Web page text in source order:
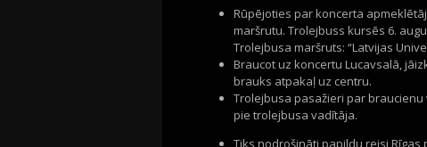
Rūpējoties par koncerta
maršrutu. Trolejbuss kursēs 6.
Trolejbusa maršruts: “Latvijas
Braucot uz koncertu Lucavsalā,
brauks atpakaļ uz centru.
Trolejbusa pasažieri par
pie trolejbusa vadītāja.
Tiks nodrošināti papildu reisi Rīgas